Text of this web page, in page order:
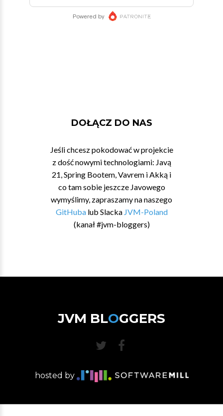
DOŁĄCZ DO NAS
Jeśli chcesz pokodować w projekcie
z dość nowymi technologiami: Javą
21, Spring Bootem, Vavrem i Akką i
co tam sobie jeszcze Javowego
wymyślimy, zapraszamy na naszego
GitHubalub Slacka JVM-Poland
(kanał #jvm-bloggers)
JVM BLOGGERS
hosted by